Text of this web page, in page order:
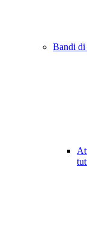
Bandi di